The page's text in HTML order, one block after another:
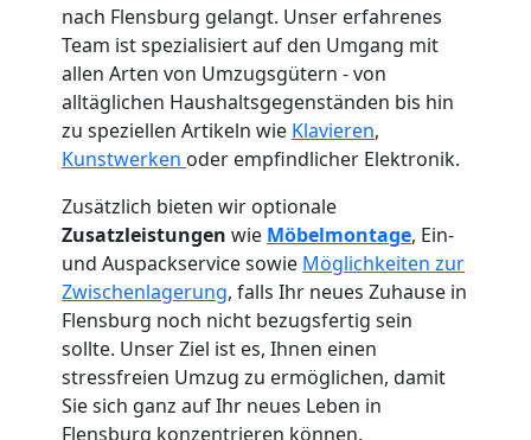
nach Flensburg gelangt. Unser erfahrenes
Team ist spezialisiert auf den Umgang mit
allen Arten von Umzugsgütern - von
alltäglichen Haushaltsgegenständen bis hin
zu speziellen Artikeln wie Klavieren,
Kunstwerken oder empfindlicher Elektronik.
Zusätzlich bieten wir optionale
Zusatzleistungen wie Möbelmontage, Ein-
und Auspackservice sowie Möglichkeiten zur
Zwischenlagerung, falls Ihr neues Zuhause in
Flensburg noch nicht bezugsfertig sein
sollte. Unser Ziel ist es, Ihnen einen
stressfreien Umzug zu ermöglichen, damit
Sie sich ganz auf Ihr neues Leben in
Flensburg konzentrieren können.
Umzugshelfer